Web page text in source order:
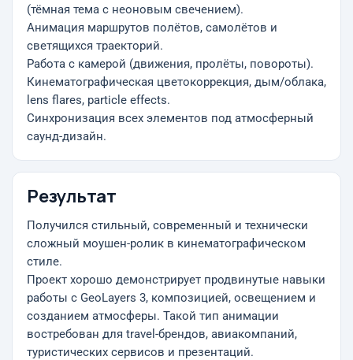
(тёмная тема с неоновым свечением).
Анимация маршрутов полётов, самолётов и
светящихся траекторий.
Работа с камерой (движения, пролёты, повороты).
Кинематографическая цветокоррекция, дым/облака,
lens flares, particle effects.
Синхронизация всех элементов под атмосферный
саунд-дизайн.
Результат
Получился стильный, современный и технически
сложный моушен-ролик в кинематографическом
стиле.
Проект хорошо демонстрирует продвинутые навыки
работы с GeoLayers 3, композицией, освещением и
созданием атмосферы. Такой тип анимации
востребован для travel-брендов, авиакомпаний,
туристических сервисов и презентаций.